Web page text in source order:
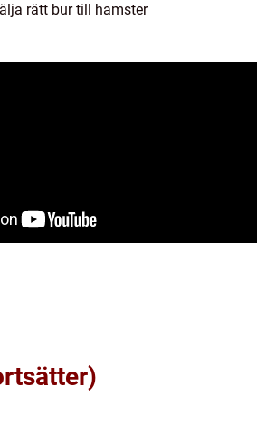
rätt bur till hamster